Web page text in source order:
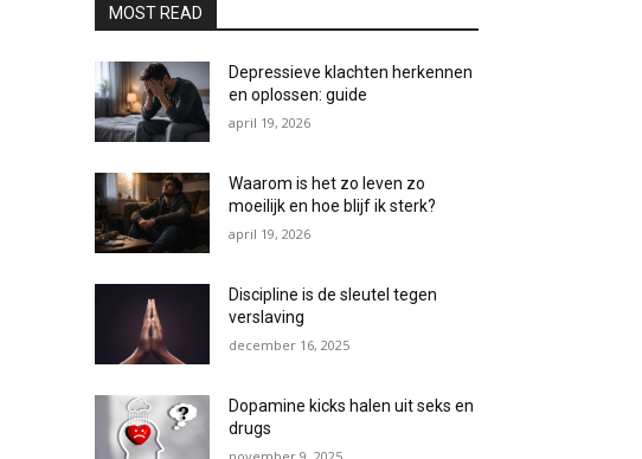
MOST READ
Depressieve klachten herkennen
en oplossen: guide
april 19, 2026
Waarom is het zo leven zo
moeilijk en hoe blijf ik sterk?
april 19, 2026
Discipline is de sleutel tegen
verslaving
december 16, 2025
Dopamine kicks halen uit seks en
drugs